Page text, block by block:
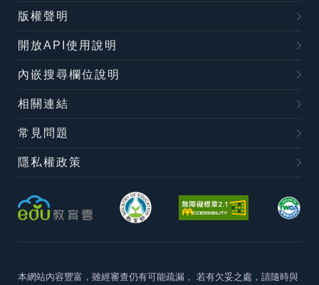
版權聲明
開放API使用說明
內嵌搜尋欄位說明
相關連結
常見問題
隱私權政策
本網站內容豐富，雖經審查仍有可能疏漏， 若有欠妥之處，請隨時與